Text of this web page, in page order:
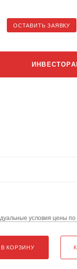
ОСТАВИТЬ ЗАЯВКУ
условия цены
В КОРЗИНУ